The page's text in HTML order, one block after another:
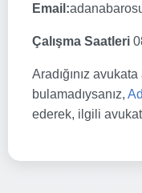
Email:
Çalışma Saatleri
Aradığınız
bulamadıysanız,
ederek, ilgili